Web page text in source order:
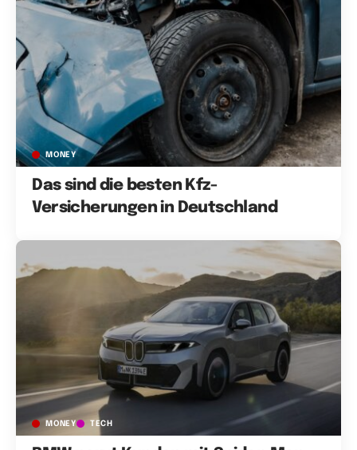
MONEY
Das sind die besten Kfz-
Versicherungen in Deutschland
MONEY TECH